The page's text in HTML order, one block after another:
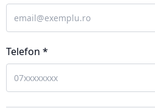
Telefon *